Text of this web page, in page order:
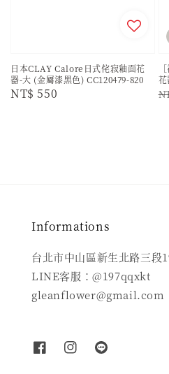
日本CLAY Calore日式侘寂釉面花
器-大 (金屬漆黑色) CC120479-820
Regular
NT$ 550
Informations
台北市中山區新生北路三段
LINE客服：@197qqxkt
gleanflower@gmail.com